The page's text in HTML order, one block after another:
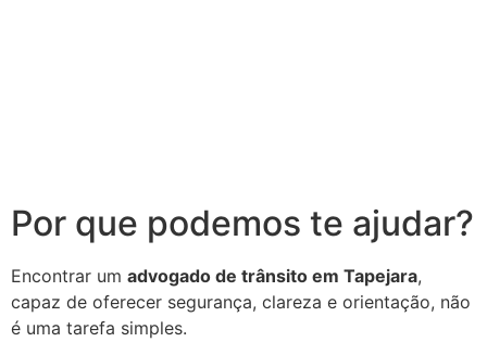
Por que podemos te ajudar?
Encontrar um advogado de trânsito em Tapejara,
capaz de oferecer segurança, clareza e orientação, não
é uma tarefa simples.